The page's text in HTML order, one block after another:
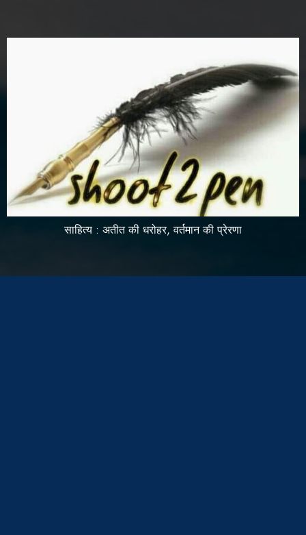
साहित्य : अतीत की धरोहर, वर्तमान की प्रेरणा